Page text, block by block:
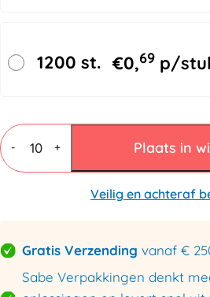
1200 st. €0,69 p/
-
Vouwdozen
7
mm
BC
+ Plaats in
Veilig en achteraf
Gratis Verzending vanaf €
Sabe Verpakkingen denkt